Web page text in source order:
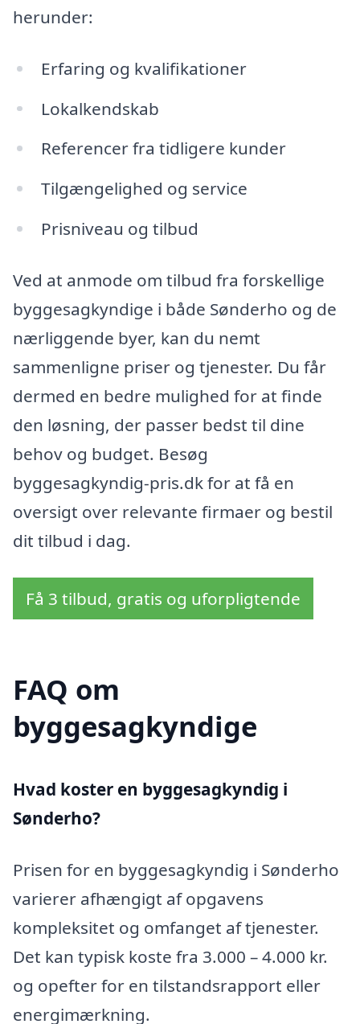
herunder:
Erfaring og kvalifikationer
Lokalkendskab
Referencer fra tidligere kunder
Tilgængelighed og service
Prisniveau og tilbud
Ved at anmode om tilbud fra forskellige
byggesagkyndige i både Sønderho og de
nærliggende byer, kan du nemt
sammenligne priser og tjenester. Du får
dermed en bedre mulighed for at finde
den løsning, der passer bedst til dine
behov og budget. Besøg
byggesagkyndig-pris.dk for at få en
oversigt over relevante firmaer og bestil
dit tilbud i dag.
Få 3 tilbud, gratis og uforpligtende
FAQ om
byggesagkyndige
Hvad koster en byggesagkyndig i
Sønderho?
Prisen for en byggesagkyndig i Sønderho
varierer afhængigt af opgavens
kompleksitet og omfanget af tjenester.
Det kan typisk koste fra 3.000 – 4.000 kr.
og opefter for en tilstandsrapport eller
energimærkning.